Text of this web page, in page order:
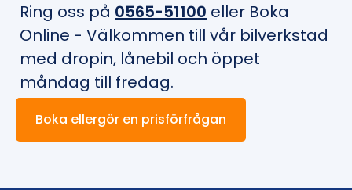
Ring oss på 0565-51100 eller Boka
Online - Välkommen till vår bilverkstad
med dropin, lånebil och öppet
måndag till fredag.
Boka ellergör en prisförfrågan